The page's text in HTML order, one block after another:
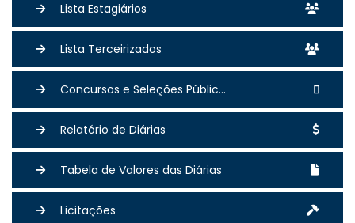
Lista Estagiários
Lista Terceirizados
Concursos e Seleções Públic...
Relatório de Diárias
Tabela de Valores das Diárias
Licitações